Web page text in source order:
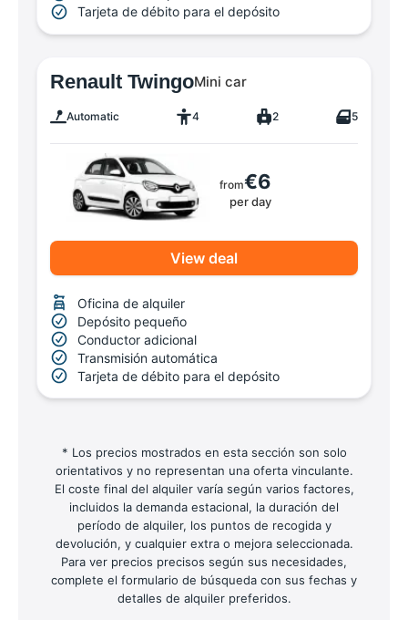
Tarjeta de débito para el depósito
Renault TwingoMini car
Automatic 4 2 5
from€6
per day
View deal
Oficina de alquiler
Depósito pequeño
Conductor adicional
Transmisión automática
Tarjeta de débito para el depósito
* Los precios mostrados en esta sección son solo
orientativos y no representan una oferta vinculante.
El coste final del alquiler varía según varios factores,
incluidos la demanda estacional, la duración del
período de alquiler, los puntos de recogida y
devolución, y cualquier extra o mejora seleccionada.
Para ver precios precisos según sus necesidades,
complete el formulario de búsqueda con sus fechas y
detalles de alquiler preferidos.